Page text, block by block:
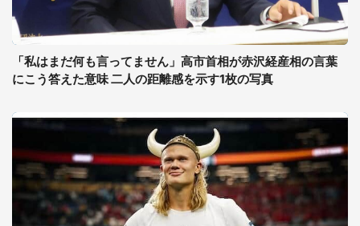
「私はまだ何も言ってません」高市首相が赤沢経産相の言葉
にこう答えた意味 二人の距離感を示す1枚の写真